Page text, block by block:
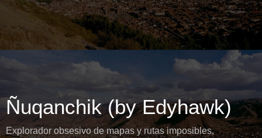
Ñuqanchik (by Edyhawk)
Explorador obsesivo de mapas y rutas imposibles,